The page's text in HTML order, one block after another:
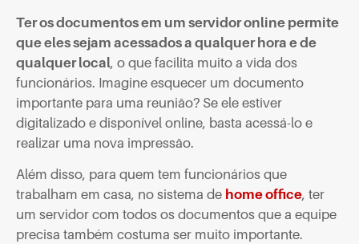
Ter os documentos em um servidor online permite
que eles sejam acessados a qualquer hora e de
qualquer local, o que facilita muito a vida dos
funcionários. Imagine esquecer um documento
importante para uma reunião? Se ele estiver
digitalizado e disponível online, basta acessá-lo e
realizar uma nova impressão.
Além disso, para quem tem funcionários que
trabalham em casa, no sistema de home office, ter
um servidor com todos os documentos que a equipe
precisa também costuma ser muito importante.